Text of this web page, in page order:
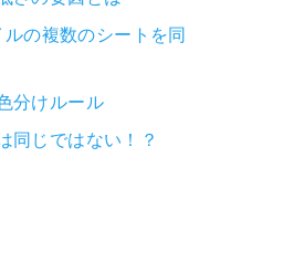
の複数のシートを同
分けルール
同じではない！？